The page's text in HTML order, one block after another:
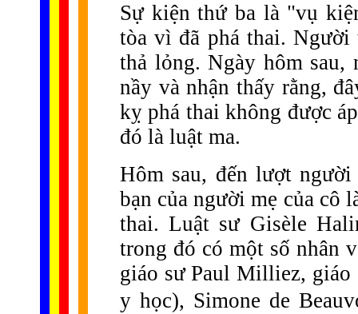
Sự kiện thứ ba là "vụ
tòa vì đã phá thai. Người
thả lỏng. Ngày hôm
nầy và nhận thấy rằng,
kỵ phá thai không được
đó là luật ma.
Hôm sau, đến lượt
bạn của người mẹ của cô
thai. Luật sư Gisèle
trong đó có một số nhân
giáo sư Paul Milliez, giáo
y học), Simone de